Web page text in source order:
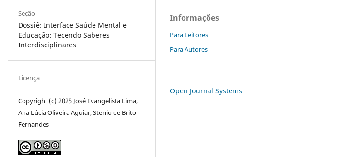
Seção
Dossiê: Interface Saúde Mental e
Educação: Tecendo Saberes
Interdisciplinares
Licença
Copyright (c) 2025 José Evangelista Lima,
Ana Lúcia Oliveira Aguiar, Stenio de Brito
Fernandes
Informações
Para Leitores
Para Autores
Open Journal Systems